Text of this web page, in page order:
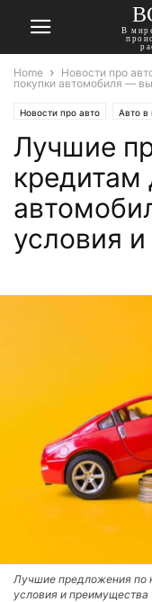
В
Home Новости про
покупки автомобиля —
Новости про авто Авто в
Лучшие
кредитам
условия
Лучшие предложения по
условия и преимущества